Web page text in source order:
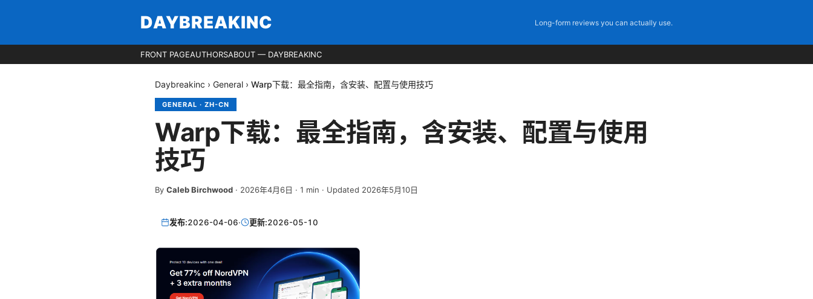
DAYBREAKINC Long-form reviews you can actually use.
FRONT PAGEAUTHORSABOUT — DAYBREAKINC
Daybreakinc › General › Warp下载：最全指南，含安装、配置与使用技巧
GENERAL · ZH-CN
Warp下载：最全指南，含安装、配置与使用
技巧
By Caleb Birchwood · 2026年4月6日 · 1 min · Updated 2026年5月10日
发布:2026-04-06· 更新:2026-05-10